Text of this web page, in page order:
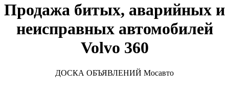
Продажа битых, аварийных и
неисправных автомобилей
Volvo 360
ДОСКА ОБЪЯВЛЕНИЙ Мосавто